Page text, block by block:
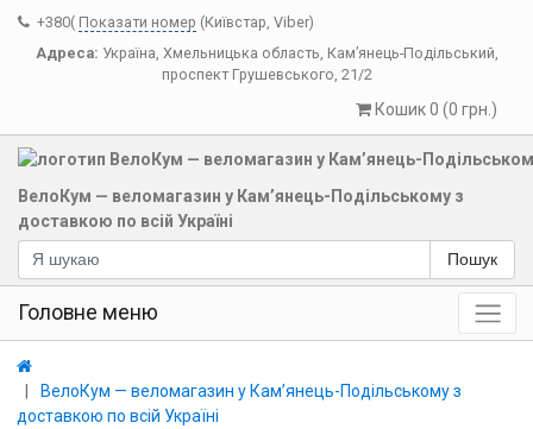
+380( Показати номер (Київстар, Viber)
Адреса: Україна, Хмельницька область, Кам’янець-Подільський,
проспект Грушевського, 21/2
Кошик 0 (0 грн.)
ВелоКум — веломагазин у Кам’янець-Подільському з
доставкою по всій Україні
Пошук
Головне меню
ВелоКум — веломагазин у Кам’янець-Подільському з
доставкою по всій Україні